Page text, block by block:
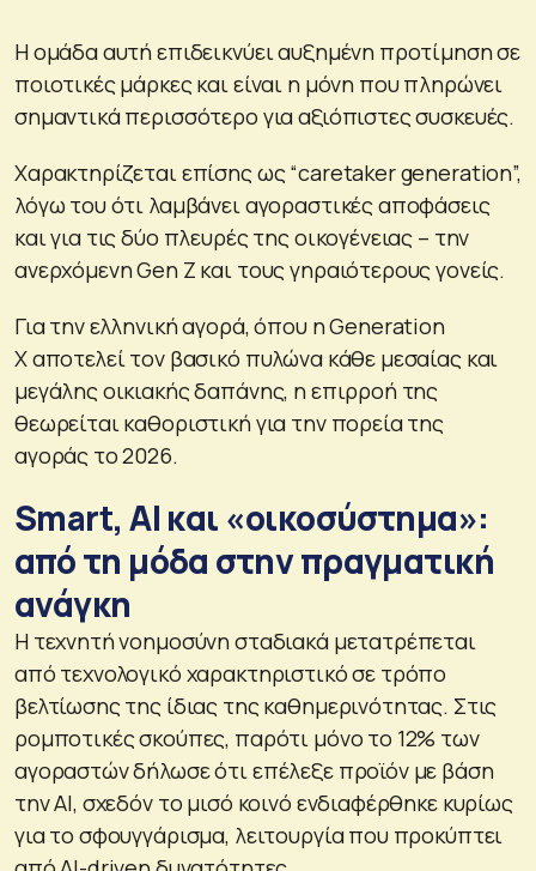
Η ομάδα αυτή επιδεικνύει αυξημένη προτίμηση σε
ποιοτικές μάρκες και είναι η μόνη που πληρώνει
σημαντικά περισσότερο για αξιόπιστες συσκευές.
Χαρακτηρίζεται επίσης ως “caretaker generation”,
λόγω του ότι λαμβάνει αγοραστικές αποφάσεις
και για τις δύο πλευρές της οικογένειας – την
ανερχόμενη Gen Z και τους γηραιότερους γονείς.
Για την ελληνική αγορά, όπου η Generation
X αποτελεί τον βασικό πυλώνα κάθε μεσαίας και
μεγάλης οικιακής δαπάνης, η επιρροή της
θεωρείται καθοριστική για την πορεία της
αγοράς το 2026.
Smart, AI και «οικοσύστημα»:
από τη μόδα στην πραγματική
ανάγκη
Η τεχνητή νοημοσύνη σταδιακά μετατρέπεται
από τεχνολογικό χαρακτηριστικό σε τρόπο
βελτίωσης της ίδιας της καθημερινότητας. Στις
ρομποτικές σκούπες, παρότι μόνο το 12% των
αγοραστών δήλωσε ότι επέλεξε προϊόν με βάση
την AI, σχεδόν το μισό κοινό ενδιαφέρθηκε κυρίως
για το σφουγγάρισμα, λειτουργία που προκύπτει